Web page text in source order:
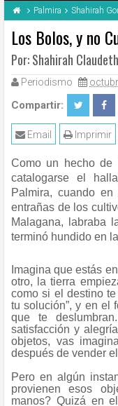
Palmira Shahirah
Los Bolos, y no
Por: Shahirah
Periodismo
Compartir:
Imprimir
Email
Como un hecho de
catalogarse el
Palmira, cuando
entrañas de los
Malagana, labraba
terminó hundido en
Imagina que estás
otro, la tierra
como si el destino
tu solución”, y en el
que te
satisfacción y
objetos, vas
después de vender
Pero en algún
provienen esos
manos? Quizá en